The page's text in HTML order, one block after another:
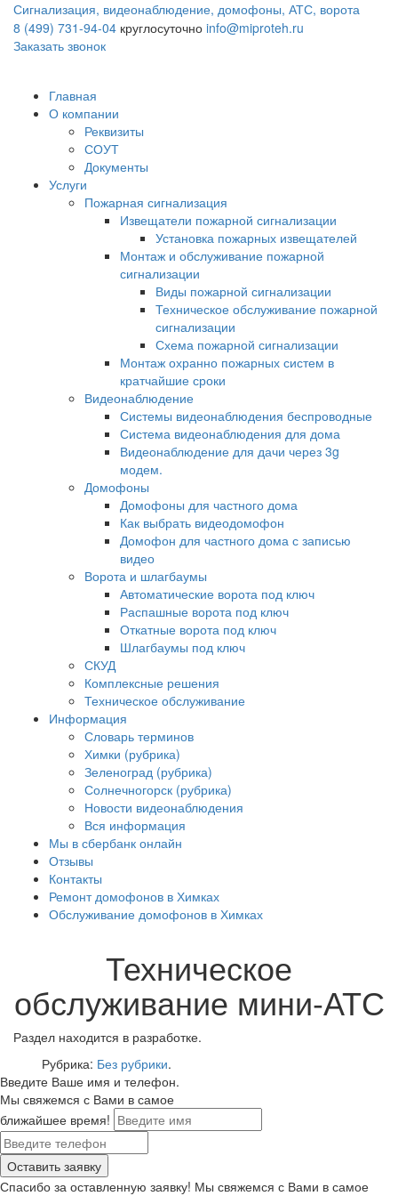
Сигнализация, видеонаблюдение, домофоны, АТС, ворота
8 (499) 731-94-04 круглосуточно info@miproteh.ru
Заказать звонок
Главная
О компании
Реквизиты
СОУТ
Документы
Услуги
Пожарная сигнализация
Извещатели пожарной сигнализации
Установка пожарных извещателей
Монтаж и обслуживание пожарной
сигнализации
Виды пожарной сигнализации
Техническое обслуживание пожарной
сигнализации
Схема пожарной сигнализации
Монтаж охранно пожарных систем в
кратчайшие сроки
Видеонаблюдение
Системы видеонаблюдения беспроводные
Система видеонаблюдения для дома
Видеонаблюдение для дачи через 3g
модем.
Домофоны
Домофоны для частного дома
Как выбрать видеодомофон
Домофон для частного дома с записью
видео
Ворота и шлагбаумы
Автоматические ворота под ключ
Распашные ворота под ключ
Откатные ворота под ключ
Шлагбаумы под ключ
СКУД
Комплексные решения
Техническое обслуживание
Информация
Словарь терминов
Химки (рубрика)
Зеленоград (рубрика)
Солнечногорск (рубрика)
Новости видеонаблюдения
Вся информация
Мы в сбербанк онлайн
Отзывы
Контакты
Ремонт домофонов в Химках
Обслуживание домофонов в Химках
Техническое
обслуживание мини-АТС
Раздел находится в разработке.
Рубрика: Без рубрики.
Введите Ваше имя и телефон.
Мы свяжемся с Вами в самое
ближайшее время!
Спасибо за оставленную заявку! Мы свяжемся с Вами в самое